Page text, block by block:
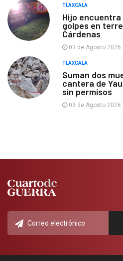
TLAXCALA
Hijo encuentra
golpes en
Cárdenas
03 de Agosto 2026
TLAXCALA
Suman dos
cantera de
sin permisos
03 de Agosto 2026